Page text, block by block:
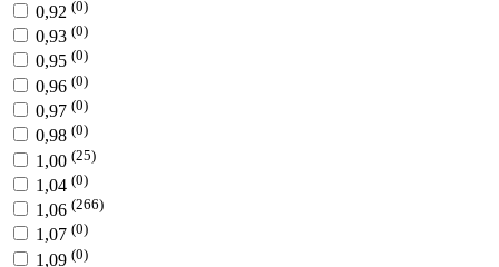
0,92 (0)
0,93 (0)
0,95 (0)
0,96 (0)
0,97 (0)
0,98 (0)
1,00 (25)
1,04 (0)
1,06 (266)
1,07 (0)
1,09 (0)